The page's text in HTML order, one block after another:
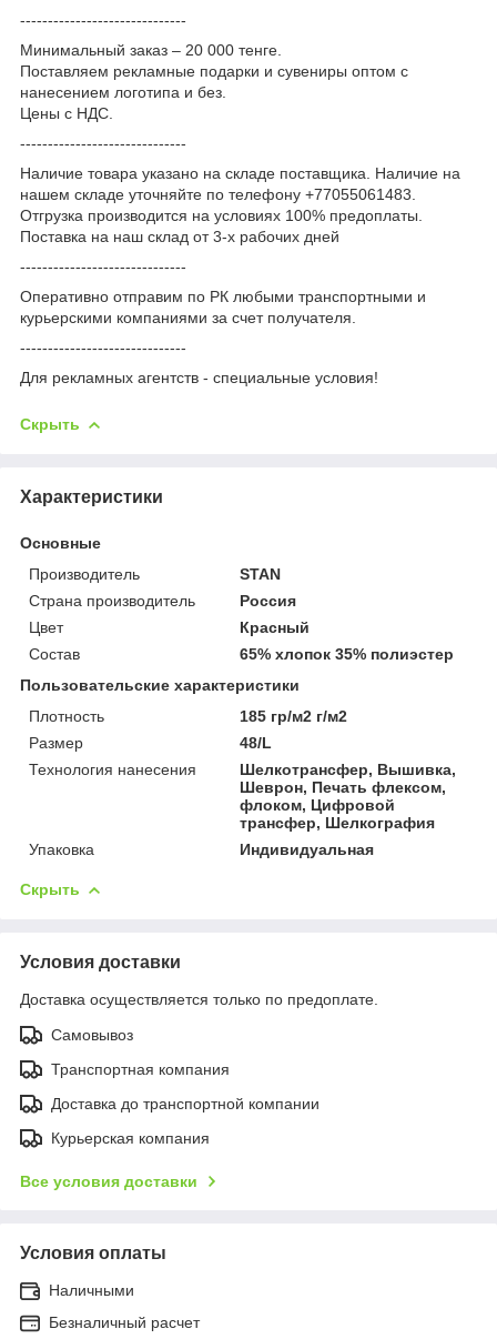
------------------------------
Минимальный заказ – 20 000 тенге.
Поставляем рекламные подарки и сувениры оптом с
нанесением логотипа и без.
Цены с НДС.
------------------------------
Наличие товара указано на складе поставщика. Наличие на
нашем складе уточняйте по телефону +77055061483.
Отгрузка производится на условиях 100% предоплаты.
Поставка на наш склад от 3-x рабочих дней
------------------------------
Оперативно отправим по РК любыми транспортными и
курьерскими компаниями за счет получателя.
------------------------------
Для рекламных агентств - специальные условия!
Скрыть
Характеристики
Основные
Производитель
STAN
Страна производитель
Россия
Цвет
Красный
Состав
65% хлопок 35% полиэстер
Пользовательские характеристики
Плотность
185 гр/м2 г/м2
Размер
48/L
Технология нанесения
Шелкотрансфер, Вышивка,
Шеврон, Печать флексом,
флоком, Цифровой
трансфер, Шелкография
Упаковка
Индивидуальная
Скрыть
Условия доставки
Доставка осуществляется только по предоплате.
Самовывоз
Транспортная компания
Доставка до транспортной компании
Курьерская компания
Все условия доставки
Условия оплаты
Наличными
Безналичный расчет